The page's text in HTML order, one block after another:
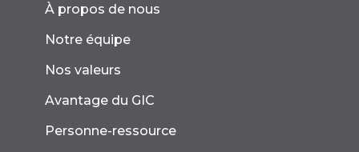
À propos de nous
Notre équipe
Nos valeurs
Avantage du GIC
Personne-ressource